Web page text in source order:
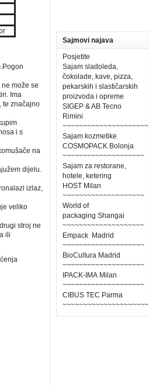
može se
Ima
te značajno
i s
na
dijelu.
izlaz,
veliko
stroj ne
ili
Sajmovi najava
Posjetite
Sajam sladoleda,
čokolade, kave, pizza,
pekarskih i slastičarskih
proizvoda i opreme
SIGEP & AB Tecno
Rimini
~~~~~~~~~~~~~~~~~~~~~
Sajam kozmetike
COSMOPACK Bolonja
~~~~~~~~~~~~~~~~~~~~
Sajam za restorane,
hotele, ketering
HOST Milan
~~~~~~~~~~~~~~~~~~~~
World of
packaging Shangai
~~~~~~~~~~~~~~~~~~~~
Empack Madrid
~~~~~~~~~~~~~~~~~~~~
BioCultura Madrid
~~~~~~~~~~~~~~~~~~~~
IPACK-IMA Milan
~~~~~~~~~~~~~~~~~~~~
CIBUS TEC Parma
~~~~~~~~~~~~~~~~~~~~~